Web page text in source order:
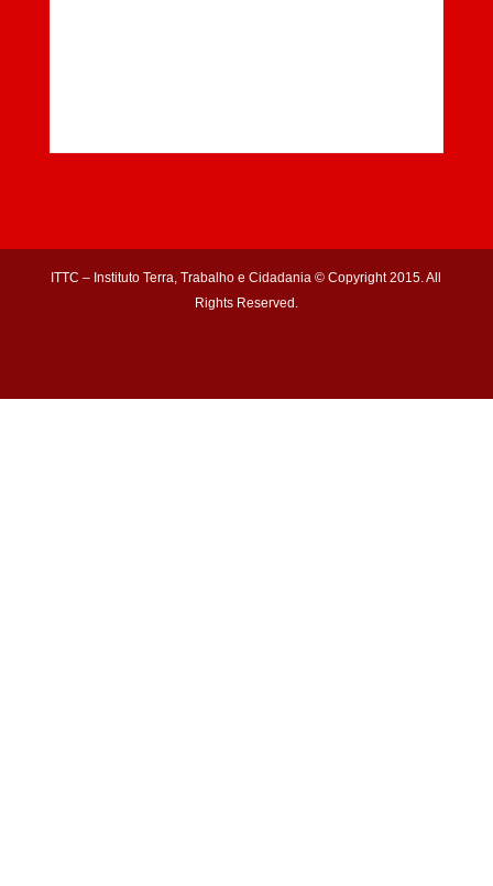
ITTC – Instituto Terra, Trabalho e Cidadania © Copyright 2015. All
Rights Reserved.